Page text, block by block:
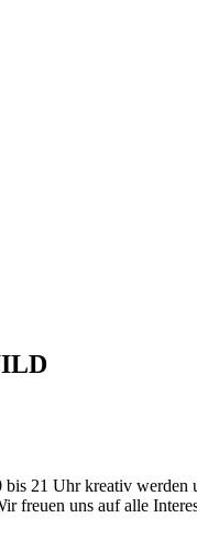
und
21 Uhr kreativ
uns auf alle